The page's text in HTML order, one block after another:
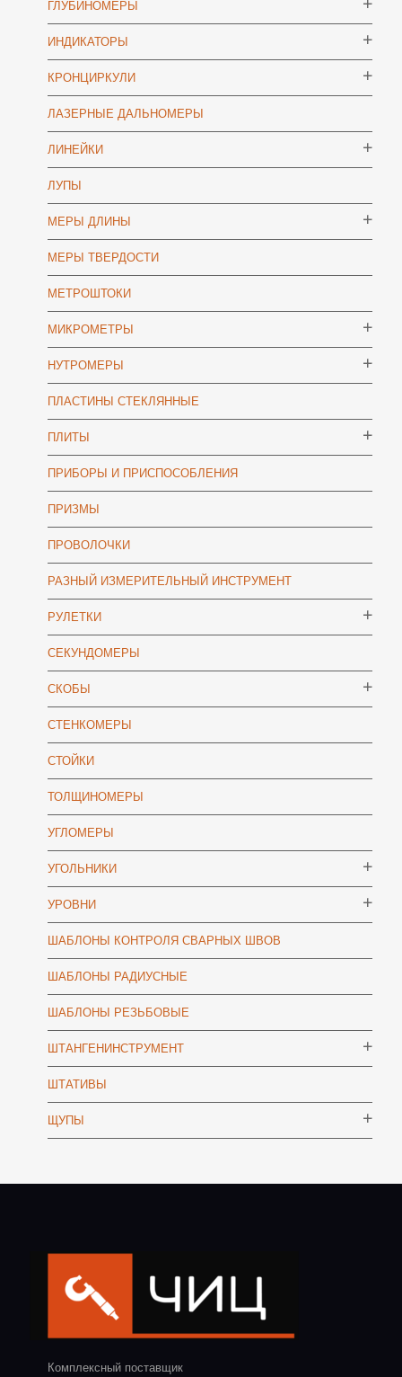
ГЛУБИНОМЕРЫ
ИНДИКАТОРЫ
КРОНЦИРКУЛИ
ЛАЗЕРНЫЕ ДАЛЬНОМЕРЫ
ЛИНЕЙКИ
ЛУПЫ
МЕРЫ ДЛИНЫ
МЕРЫ ТВЕРДОСТИ
МЕТРОШТОКИ
МИКРОМЕТРЫ
НУТРОМЕРЫ
ПЛАСТИНЫ СТЕКЛЯННЫЕ
ПЛИТЫ
ПРИБОРЫ И ПРИСПОСОБЛЕНИЯ
ПРИЗМЫ
ПРОВОЛОЧКИ
РАЗНЫЙ ИЗМЕРИТЕЛЬНЫЙ ИНСТРУМЕНТ
РУЛЕТКИ
СЕКУНДОМЕРЫ
СКОБЫ
СТЕНКОМЕРЫ
СТОЙКИ
ТОЛЩИНОМЕРЫ
УГЛОМЕРЫ
УГОЛЬНИКИ
УРОВНИ
ШАБЛОНЫ КОНТРОЛЯ СВАРНЫХ ШВОВ
ШАБЛОНЫ РАДИУСНЫЕ
ШАБЛОНЫ РЕЗЬБОВЫЕ
ШТАНГЕНИНСТРУМЕНТ
ШТАТИВЫ
ЩУПЫ
Комплексный поставщик